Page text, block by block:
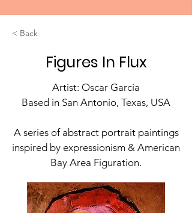
< Back
Figures In Flux
Artist: Oscar Garcia
Based in San Antonio, Texas, USA
A series of abstract portrait paintings
inspired by expressionism & American
Bay Area Figuration.